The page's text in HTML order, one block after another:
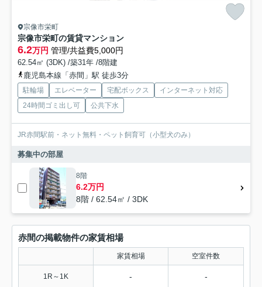
宗像市栄町
宗像市栄町の賃貸マンション
6.2万円 管理/共益費5,000円
62.54㎡ (3DK) /築31年 /8階建
鹿児島本線「赤間」駅 徒歩3分
駐輪場 エレベーター 宅配ボックス
インターネット対応
24時間ゴミ出し可
公共下水
JR赤間駅前・ネット無料・ペット飼育可（小型犬のみ）
募集中の部屋
8階
6.2万円
8階 / 62.54㎡ / 3DK
赤間の掲載物件の家賃相場
家賃相場 空室件数
1R～1K - -